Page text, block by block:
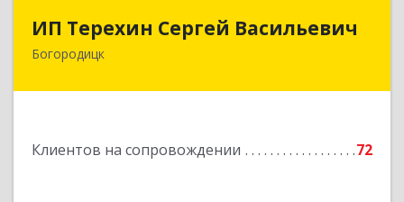
ИП Терехин Сергей Васильевич
Богородицк
Клиентов на сопровождении 72
ИП Терехин Сергей Васильевич
301831, Тульская обл, Богородицкий р-н,